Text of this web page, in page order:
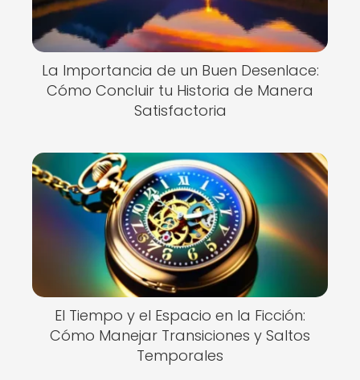
La Importancia de un Buen Desenlace:
Cómo Concluir tu Historia de Manera
Satisfactoria
El Tiempo y el Espacio en la Ficción:
Cómo Manejar Transiciones y Saltos
Temporales